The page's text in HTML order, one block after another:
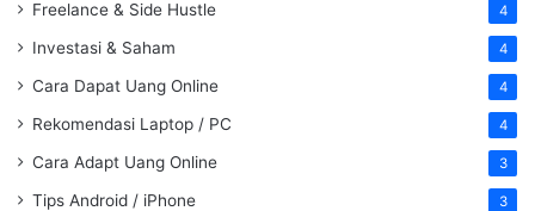
Freelance & Side Hustle 4
Investasi & Saham 4
Cara Dapat Uang Online 4
Rekomendasi Laptop / PC 4
Cara Adapt Uang Online 3
Tips Android / iPhone 3